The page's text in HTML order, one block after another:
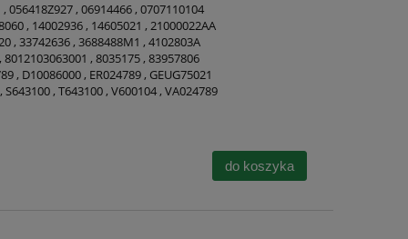
056418Z927 , 06914466 , 0707110104
, 14002936 , 14605021 , 21000022AA
, 33742636 , 3688488M1 , 4102803A
, 8035175 , 83957806
, D10086000 , ER024789 , GEUG75021
, T643100 , V600104 , VA024789
do koszyka